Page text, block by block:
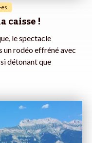
caisse !
le spectacle
un rodéo effréné avec
détonant que